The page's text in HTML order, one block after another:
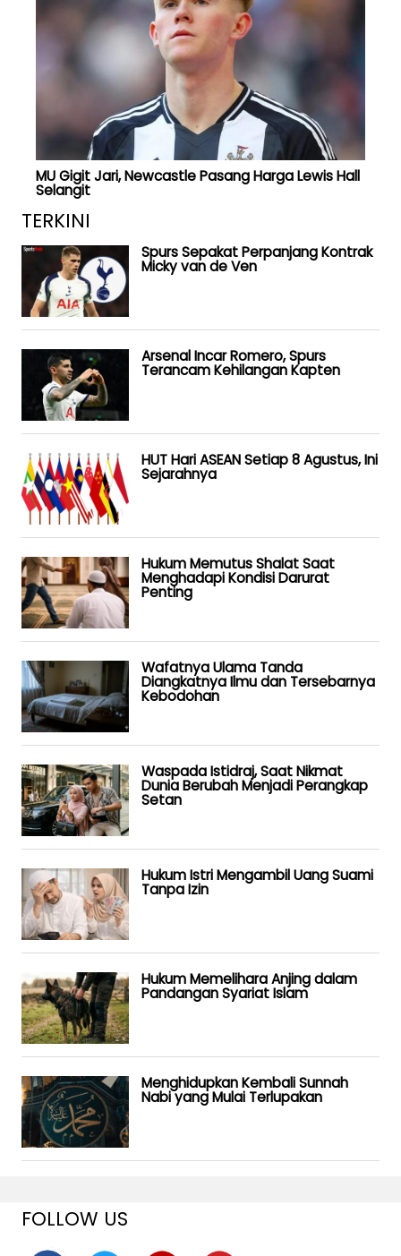
MU Gigit Jari, Newcastle Pasang Harga Lewis Hall
Selangit
TERKINI
Spurs Sepakat Perpanjang Kontrak
Micky van de Ven
Arsenal Incar Romero, Spurs
Terancam Kehilangan Kapten
HUT Hari ASEAN Setiap 8 Agustus, Ini
Sejarahnya
Hukum Memutus Shalat Saat
Menghadapi Kondisi Darurat
Penting
Wafatnya Ulama Tanda
Diangkatnya Ilmu dan Tersebarnya
Kebodohan
Waspada Istidraj, Saat Nikmat
Dunia Berubah Menjadi Perangkap
Setan
Hukum Istri Mengambil Uang Suami
Tanpa Izin
Hukum Memelihara Anjing dalam
Pandangan Syariat Islam
Menghidupkan Kembali Sunnah
Nabi yang Mulai Terlupakan
FOLLOW US